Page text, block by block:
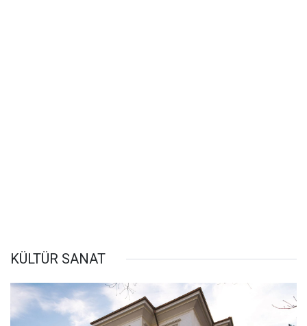
KÜLTÜR SANAT